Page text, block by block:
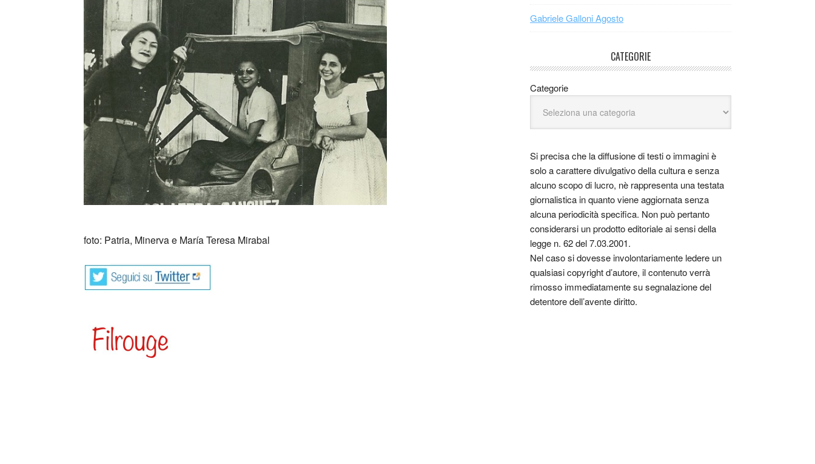
foto: Patria, Minerva e María Teresa Mirabal
Gabriele Galloni Agosto
CATEGORIE
Categorie
Si precisa che la diffusione di testi o immagini è
solo a carattere divulgativo della cultura e senza
alcuno scopo di lucro, nè rappresenta una testata
giornalistica in quanto viene aggiornata senza
alcuna periodicità specifica. Non può pertanto
considerarsi un prodotto editoriale ai sensi della
legge n. 62 del 7.03.2001.
Nel caso si dovesse involontariamente ledere un
qualsiasi copyright d’autore, il contenuto verrà
rimosso immediatamente su segnalazione del
detentore dell’avente diritto.